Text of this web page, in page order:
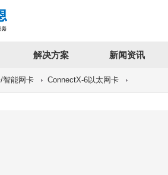
解决方案 新闻资讯
智能网卡 ConnectX-6以太网卡